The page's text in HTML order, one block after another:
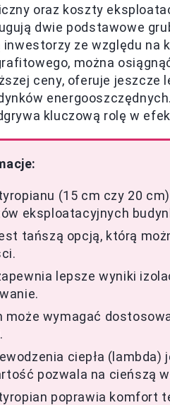
oraz koszty
dwie podstawowe
ze względu na
można
ceny, oferuje
kluczową rolę w
(15 cm czy 20
eksploatacyjnych
tańszą opcją, którą
lepsze wyniki
może wymagać
ciepła
pozwala na cieńszą
poprawia komfort